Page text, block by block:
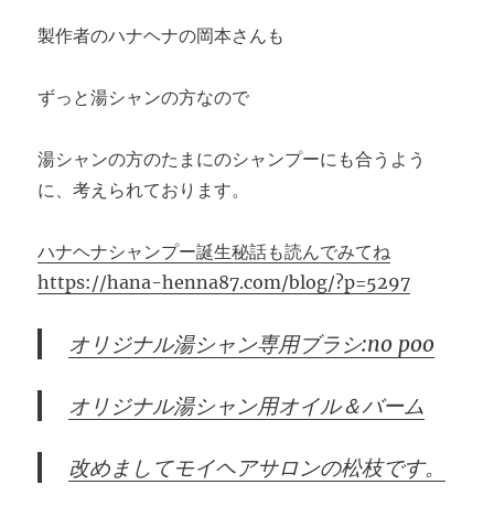
製作者のハナヘナの岡本さんも
ずっと湯シャンの方なので
湯シャンの方のたまにのシャンプーにも合うよう
に、考えられております。
ハナヘナシャンプー誕生秘話も読んでみてね
https://hana-henna87.com/blog/?p=5297
オリジナル湯シャン専用ブラシ:no poo
オリジナル湯シャン用オイル＆バーム
改めましてモイヘアサロンの松枝です。